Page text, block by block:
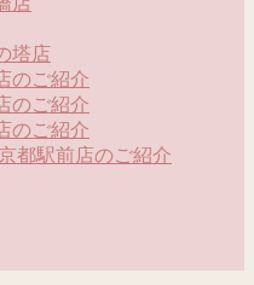
塔店
のご紹介
のご紹介
のご紹介
都駅前店のご紹介